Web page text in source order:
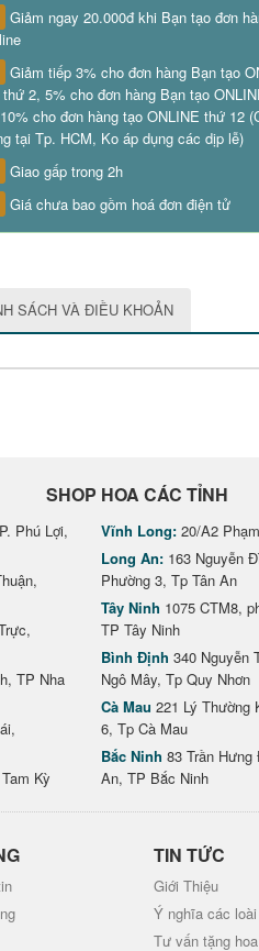
Giảm ngay 20.000đ khi Bạn tạo đơn
Giảm tiếp 3% cho đơn hàng Bạn tạo
thứ 2, 5% cho đơn hàng Bạn tạo
cho đơn hàng tạo ONLINE thứ 12
tại Tp. HCM, Ko áp dụng các dịp lễ)
Giao gấp trong 2h
Giá chưa bao gồm hoá đơn điện tử
SÁCH VÀ ĐIỀU KHOẢN
SHOP HOA CÁC TỈNH
Phú Lợi,
TP Nha
Kỳ
Vĩnh Long: 20/A2
Long An: 163 Nguyễn
Phường 3, Tp Tân An
Tây Ninh 1075 CTM8,
TP Tây Ninh
Bình Định 340 Nguyễn
Ngô Mây, Tp Quy Nhơn
Cà Mau 221 Lý Thường
6, Tp Cà Mau
Bắc Ninh 83 Trần
An, TP Bắc Ninh
TIN TỨC
Giới Thiệu
Ý nghĩa các
Tư vấn tặng hoa